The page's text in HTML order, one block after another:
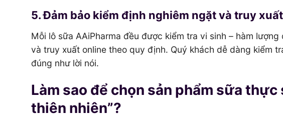
5. Đảm bảo kiểm định nghiêm ngặt và truy
Mỗi lô sữa AAiPharma đều được kiểm tra vi sinh – hàm
và truy xuất online theo quy định. Quý khách dễ dàng kiểm
đúng như lời nói.
Làm sao để chọn sản phẩm sữa
thiên nhiên”?